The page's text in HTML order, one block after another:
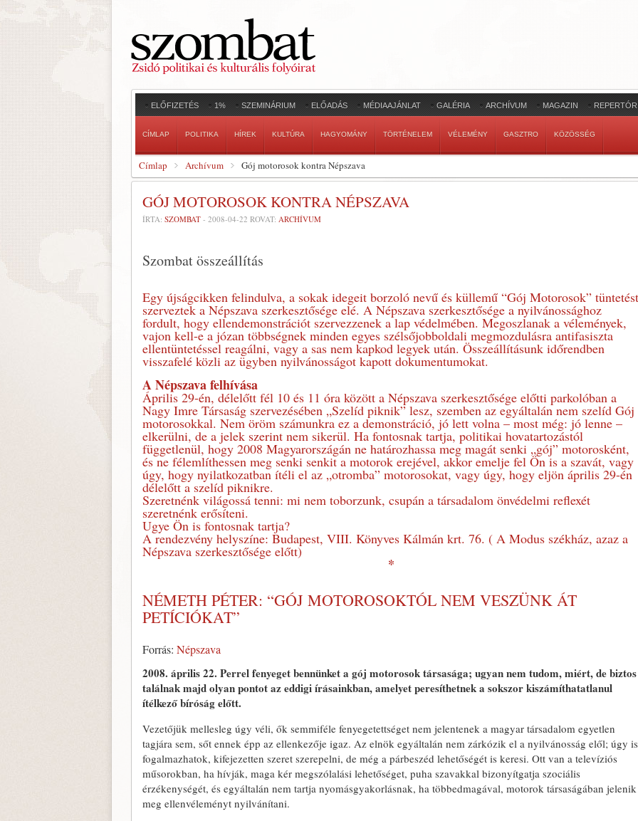
ELŐFIZETÉS 1% SZEMINÁRIUM ELŐADÁS MÉDIAAJÁNLAT GALÉRIA ARCHÍVUM MAGAZIN
CÍMLAP POLITIKA HÍREK KULTÚRA HAGYOMÁNY TÖRTÉNELEM VÉLEMÉNY GASZTRO KÖZÖSSÉG
Címlap Archívum Gój motorosok kontra Népszava
GÓJ MOTOROSOK KONTRA NÉPSZAVA
ÍRTA: SZOMBAT - 2008-04-22 ROVAT: ARCHÍVUM
Szombat összeállítás
Egy újságcikken felindulva, a sokak idegeit borzoló nevű és küllemű “Gój Motorosok” tüntetést
szerveztek a Népszava szerkesztősége elé. A Népszava szerkesztősége a nyilvánossághoz
fordult, hogy ellendemonstrációt szervezzenek a lap védelmében. Megoszlanak a vélemények,
vajon kell-e a józan többségnek minden egyes szélsőjobboldali megmozdulásra antifasiszta
ellentüntetéssel reagálni, vagy a sas nem kapkod legyek után. Összeállításunk időrendben
visszafelé közli az ügyben nyilvánosságot kapott dokumentumokat.
A Népszava felhívása
Április 29-én, délelőtt fél 10 és 11 óra között a Népszava szerkesztősége előtti parkolóban a
Nagy Imre Társaság szervezésében „Szelíd piknik” lesz, szemben az egyáltalán nem szelíd Gój
motorosokkal. Nem öröm számunkra ez a demonstráció, jó lett volna – most még: jó lenne –
elkerülni, de a jelek szerint nem sikerül. Ha fontosnak tartja, politikai hovatartozástól
függetlenül, hogy 2008 Magyarországán ne határozhassa meg magát senki „gój” motorosként,
és ne félemlíthessen meg senki senkit a motorok erejével, akkor emelje fel Ön is a szavát, vagy
úgy, hogy nyilatkozatban ítéli el az „otromba” motorosokat, vagy úgy, hogy eljön április 29-én
délelőtt a szelíd piknikre.
Szeretnénk világossá tenni: mi nem toborzunk, csupán a társadalom önvédelmi reflexét
szeretnénk erősíteni.
Ugye Ön is fontosnak tartja?
A rendezvény helyszíne: Budapest, VIII. Könyves Kálmán krt. 76. ( A Modus székház, azaz a
Népszava szerkesztősége előtt)
*
NÉMETH PÉTER: “GÓJ MOTOROSOKTÓL NEM VESZÜNK ÁT
PETÍCIÓKAT”
Forrás: Népszava
2008. április 22. Perrel fenyeget bennünket a gój motorosok társasága; ugyan nem tudom, miért, de biztos
találnak majd olyan pontot az eddigi írásainkban, amelyet peresíthetnek a sokszor kiszámíthatatlanul
ítélkező bíróság előtt.
Vezetőjük mellesleg úgy véli, ők semmiféle fenyegetettséget nem jelentenek a magyar társadalom egyetlen
tagjára sem, sőt ennek épp az ellenkezője igaz. Az elnök egyáltalán nem zárkózik el a nyilvánosság elől; úgy is
fogalmazhatok, kifejezetten szeret szerepelni, de még a párbeszéd lehetőségét is keresi. Ott van a televíziós
műsorokban, ha hívják, maga kér megszólalási lehetőséget, puha szavakkal bizonyítgatja szociális
érzékenységét, és egyáltalán nem tartja nyomásgyakorlásnak, ha többedmagával, motorok társaságában jelenik
meg ellenvéleményt nyilvánítani.